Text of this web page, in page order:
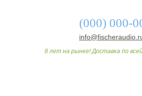
(000) 000-
8 лет на рынке! Доставка по